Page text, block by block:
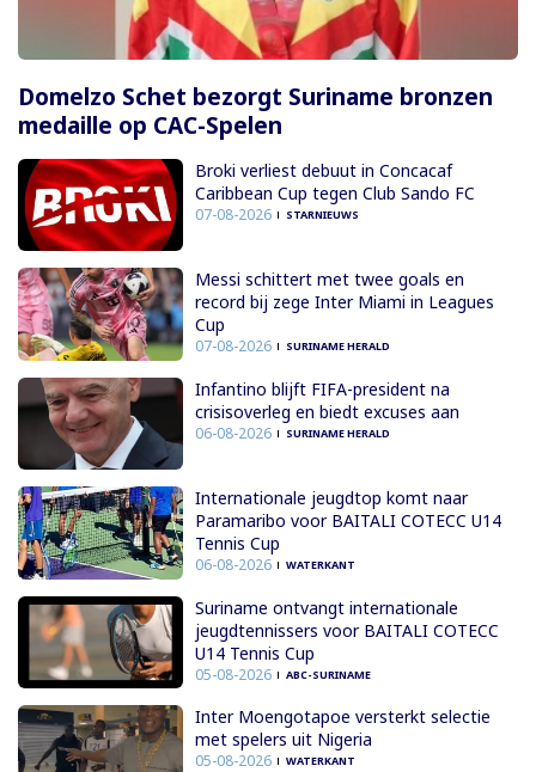
Domelzo Schet bezorgt Suriname bronzen
medaille op CAC-Spelen
Broki verliest debuut in Concacaf
Caribbean Cup tegen Club Sando FC
07-08-2026 STARNIEUWS
Messi schittert met twee goals en
record bij zege Inter Miami in Leagues
Cup
07-08-2026 SURINAME HERALD
Infantino blijft FIFA-president na
crisisoverleg en biedt excuses aan
06-08-2026 SURINAME HERALD
Internationale jeugdtop komt naar
Paramaribo voor BAITALI COTECC U14
Tennis Cup
06-08-2026 WATERKANT
Suriname ontvangt internationale
jeugdtennissers voor BAITALI COTECC
U14 Tennis Cup
05-08-2026 ABC-SURINAME
Inter Moengotapoe versterkt selectie
met spelers uit Nigeria
05-08-2026 WATERKANT